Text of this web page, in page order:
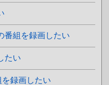
番組を録画したい
たい
録画したい